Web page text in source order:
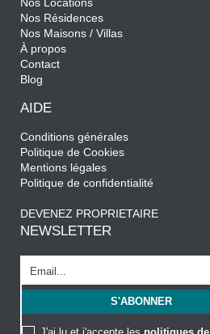
Nos Locations
Nos Résidences
Nos Maisons / Villas
À propos
Contact
Blog
AIDE
Conditions générales
Politique de Cookies
Mentions légales
Politique de confidentialité
DEVENEZ PROPRIETAIRE
NEWSLETTER